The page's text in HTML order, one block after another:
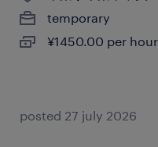
temporary
¥1450.00 per hour
posted 27 july 2026